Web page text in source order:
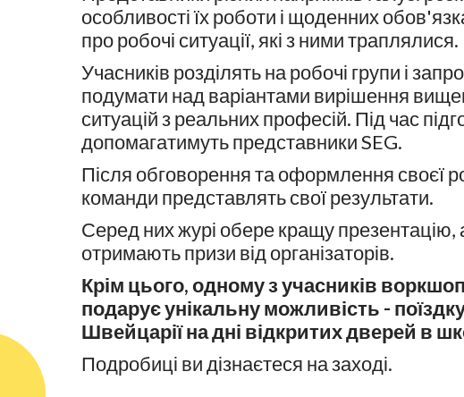
особливості їх роботи і щоденних
про робочі ситуації, які з ними траплялися.
Учасників розділять на робочі групи і
подумати над варіантами вирішення
ситуацій з реальних професій. Під час
допомагатимуть представники SEG.
Після обговорення та оформлення своєї
команди представлять свої результати.
Серед них журі обере кращу презентацію,
отримають призи від організаторів.
Крім цього, одному з учасників
подарує унікальну можливість -
Швейцарії на дні відкритих дверей в
Подробиці ви дізнаєтеся на заході.